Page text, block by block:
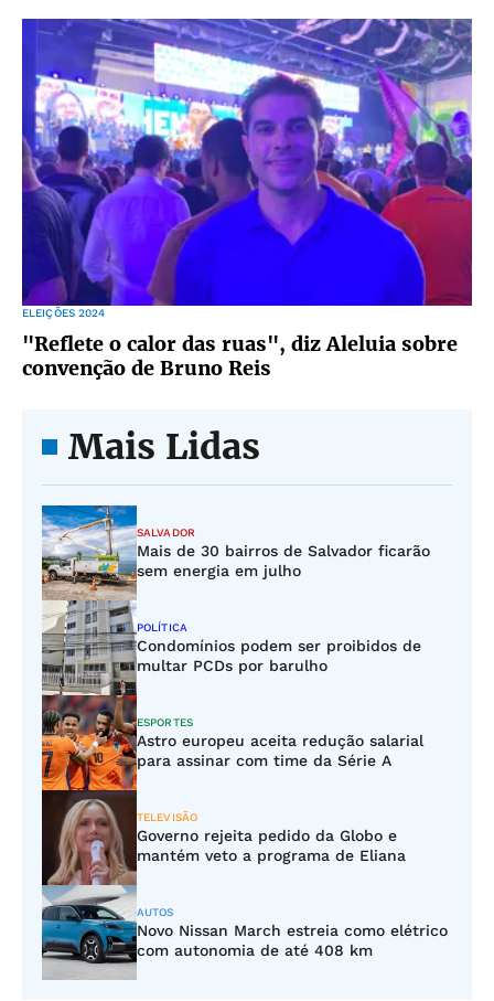
ELEIÇÕES 2024
"Reflete o calor das ruas", diz Aleluia sobre
convenção de Bruno Reis
Mais Lidas
SALVADOR
Mais de 30 bairros de Salvador ficarão
sem energia em julho
POLÍTICA
Condomínios podem ser proibidos de
multar PCDs por barulho
ESPORTES
Astro europeu aceita redução salarial
para assinar com time da Série A
TELEVISÃO
Governo rejeita pedido da Globo e
mantém veto a programa de Eliana
AUTOS
Novo Nissan March estreia como elétrico
com autonomia de até 408 km